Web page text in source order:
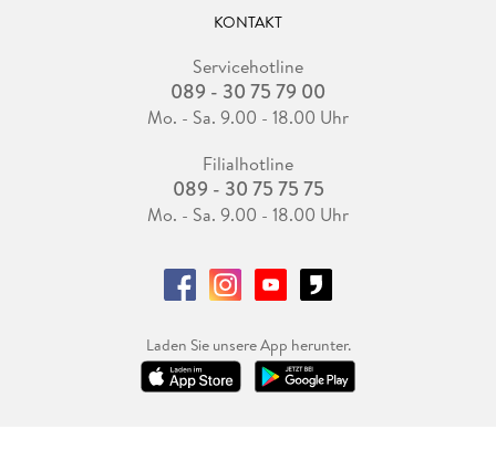
KONTAKT
Servicehotline
089 - 30 75 79 00
Mo. - Sa. 9.00 - 18.00 Uhr
Filialhotline
089 - 30 75 75 75
Mo. - Sa. 9.00 - 18.00 Uhr
Laden Sie unsere App herunter.